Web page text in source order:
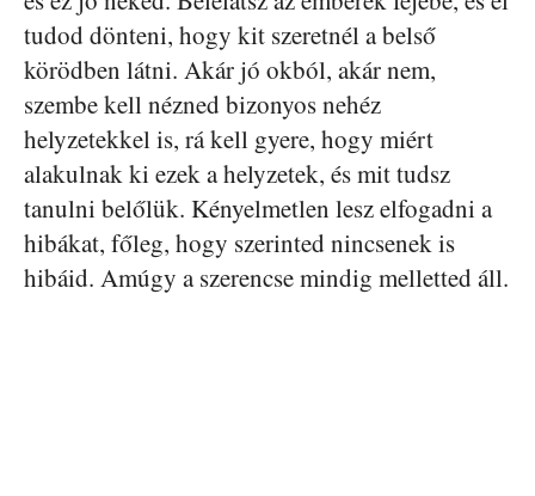
tudod dönteni, hogy kit szeretnél a belső
körödben látni. Akár jó okból, akár nem,
szembe kell nézned bizonyos nehéz
helyzetekkel is, rá kell gyere, hogy miért
alakulnak ki ezek a helyzetek, és mit tudsz
tanulni belőlük. Kényelmetlen lesz elfogadni a
hibákat, főleg, hogy szerinted nincsenek is
hibáid. Amúgy a szerencse mindig melletted áll.